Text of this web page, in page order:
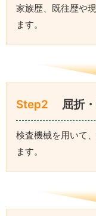
家族歴、既往歴や
ます。
Step2 屈折・
検査機械を用いて
ます。